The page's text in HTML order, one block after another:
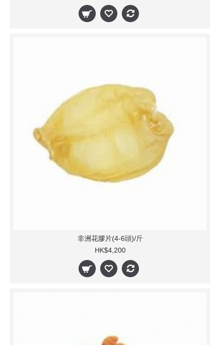
非洲花膠片(4-6頭)/斤
HK$4,200